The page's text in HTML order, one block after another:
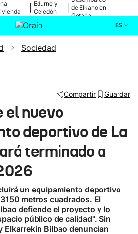
de Bilbao
Edurne y
Celedón
de Elkano en
Getaria
ES
Actualidad
Ikusmiran
Eguraldia
Sociedad
Compartir Guardar
el nuevo
deportivo de La
terminado a
un equipamiento deportivo
metros cuadrados. El
defiende el proyecto y lo
público de calidad". Sin
Elkarrekin Bilbao denuncian